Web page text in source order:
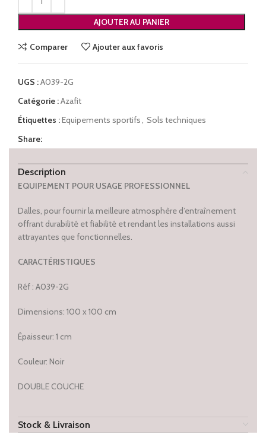
AJOUTER AU PANIER
Comparer Ajouter aux favoris
UGS :A039-2G
Catégorie :Azafit
Étiquettes :Equipements sportifs, Sols techniques
Share:
Description
EQUIPEMENT POUR USAGE PROFESSIONNEL
Dalles, pour fournir la meilleure atmosphère d’entraînement
offrant durabilité et fiabilité et rendant les installations aussi
attrayantes que fonctionnelles.
CARACTÉRISTIQUES
Réf : A039-2G
Dimensions: 100 x 100 cm
Épaisseur: 1 cm
Couleur: Noir
DOUBLE COUCHE
Stock & Livraison